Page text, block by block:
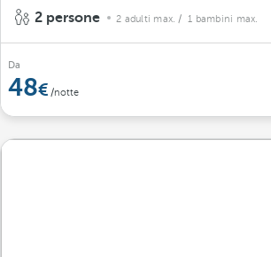
2 persone 2 adulti max. / 1 bambini max.
Da
48 /notte